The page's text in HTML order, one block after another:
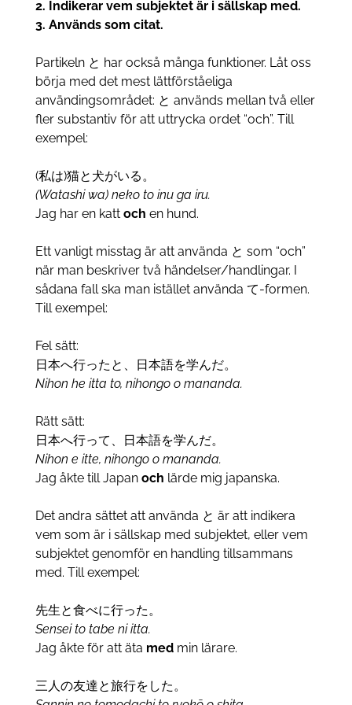
2. Indikerar vem subjektet är i sällskap med.
3. Används som citat.
Partikeln と har också många funktioner. Låt oss
börja med det mest lättförståeliga
användingsområdet: と används mellan två eller
fler substantiv för att uttrycka ordet “och”. Till
exempel:
(私は)猫と犬がいる。
(Watashi wa) neko to inu ga iru.
Jag har en katt och en hund.
Ett vanligt misstag är att använda と som “och”
när man beskriver två händelser/handlingar. I
sådana fall ska man istället använda て-formen.
Till exempel:
Fel sätt:
日本へ行ったと、日本語を学んだ。
Nihon he itta to, nihongo o mananda.
Rätt sätt:
日本へ行って、日本語を学んだ。
Nihon e itte, nihongo o mananda.
Jag åkte till Japan och lärde mig japanska.
Det andra sättet att använda と är att indikera
vem som är i sällskap med subjektet, eller vem
subjektet genomför en handling tillsammans
med. Till exempel:
先生と食べに行った。
Sensei to tabe ni itta.
Jag åkte för att äta medmin lärare.
三人の友達と旅行をした。